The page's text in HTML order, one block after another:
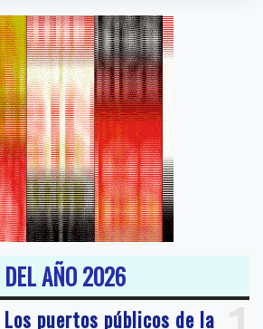
AÑO 2026
Los puertos públicos de la